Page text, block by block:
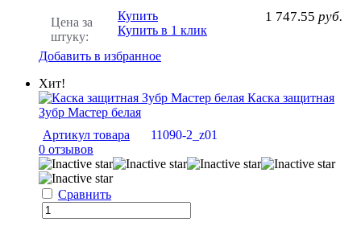
Цена за
штуку:
1 747.55 руб.
Купить
Купить в 1 клик
Добавить в избранное
Хит!
Каска защитная
Зубр Мастер белая
Артикул товара
11090-2_z01
0 отзывов
Сравнить